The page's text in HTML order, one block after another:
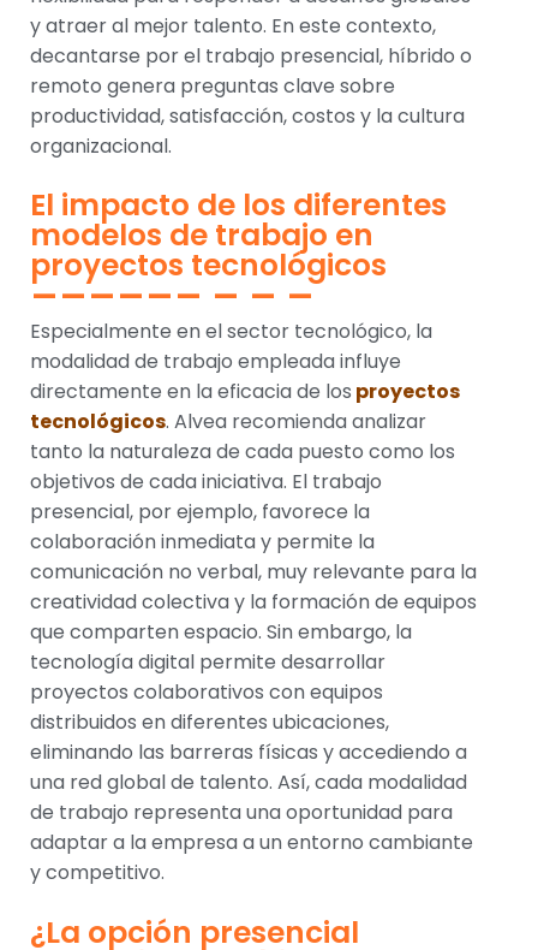
y atraer al mejor talento. En este contexto,
decantarse por el trabajo presencial, híbrido o
remoto genera preguntas clave sobre
productividad, satisfacción, costos y la cultura
organizacional.
El impacto de los diferentes
modelos de trabajo en
proyectos tecnológicos
Especialmente en el sector tecnológico, la
modalidad de trabajo empleada influye
directamente en la eficacia de los proyectos
tecnológicos. Alvea recomienda analizar
tanto la naturaleza de cada puesto como los
objetivos de cada iniciativa. El trabajo
presencial, por ejemplo, favorece la
colaboración inmediata y permite la
comunicación no verbal, muy relevante para la
creatividad colectiva y la formación de equipos
que comparten espacio. Sin embargo, la
tecnología digital permite desarrollar
proyectos colaborativos con equipos
distribuidos en diferentes ubicaciones,
eliminando las barreras físicas y accediendo a
una red global de talento. Así, cada modalidad
de trabajo representa una oportunidad para
adaptar a la empresa a un entorno cambiante
y competitivo.
¿La opción presencial